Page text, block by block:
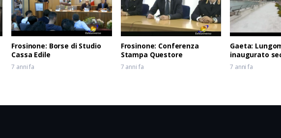
Frosinone: Borse di Studio
Cassa Edile
7 anni fa
Frosinone: Conferenza
Stampa Questore
7 anni fa
Gaeta:
inaugurato
7 anni fa